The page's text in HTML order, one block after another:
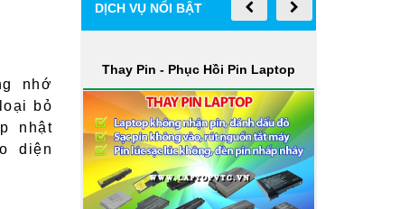
nhớ
bỏ
nhật
diện
DỊCH VỤ NỔI BẬT
Thay Bàn Phím Laptop